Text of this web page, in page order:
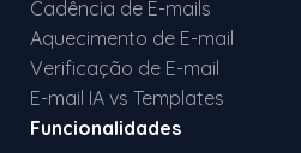
Cadência de E-mails
Aquecimento de E-mail
Verificação de E-mail
E-mail IA vs Templates
Funcionalidades